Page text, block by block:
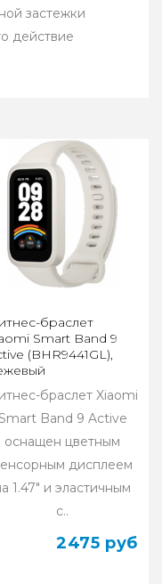
застежки
действие
браслет
Smart Band 9
(BHR9441GL),
браслет Xiaomi
Smart Band 9 Active
оснащен цветным
дисплеем
1.47" и эластичным
с..
2475 руб